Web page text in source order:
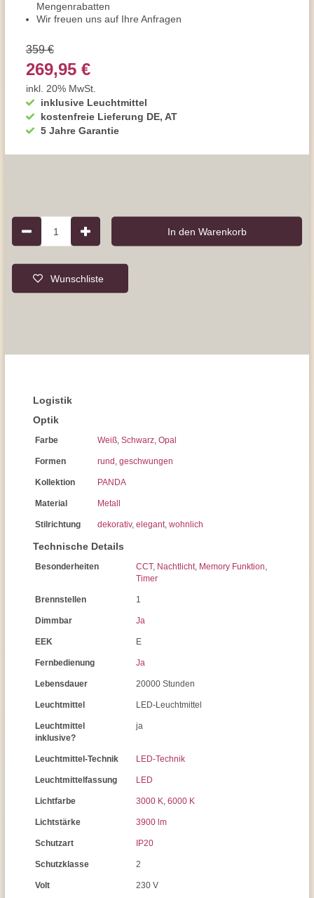
Mengenrabatten
Wir freuen uns auf Ihre Anfragen
inklusive Leuchtmittel
kostenfreie Lieferung DE, AT
5 Jahre Garantie
359 €
269,95 €
inkl. 20% MwSt.
1 In den Warenkorb
Wunschliste
Logistik
Optik
Farbe Weiß, Schwarz, Opal
Formen rund , geschwungen
Kollektion PANDA
Material Metall
Stilrichtung dekorativ, elegant, wohnlich
Technische Details
Besonderheiten CCT, Nachtlicht, Memory Funktion,
Timer
Brennstellen 1
Dimmbar Ja
EEK E
Fernbedienung Ja
Lebensdauer 20000 Stunden
Leuchtmittel LED-Leuchtmittel
Leuchtmittel
inklusive?
ja
Leuchtmittel-Technik LED-Technik
Leuchtmittelfassung LED
Lichtfarbe 3000 K, 6000 K
Lichtstärke 3900 lm
Schutzart IP20
Schutzklasse 2
Volt 230 V